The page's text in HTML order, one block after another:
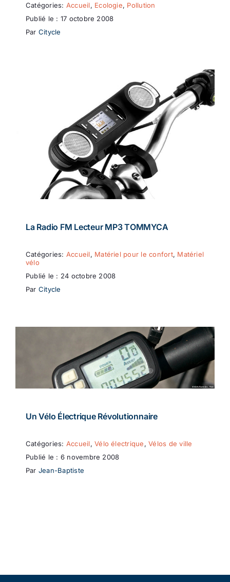
Catégories: Accueil, Ecologie, Pollution
Publié le : 17 octobre 2008
Par Citycle
La Radio FM Lecteur MP3 TOMMYCA
Catégories: Accueil, Matériel pour le confort, Matériel
vélo
Publié le : 24 octobre 2008
Par Citycle
Un Vélo Électrique Révolutionnaire
Catégories: Accueil,Vélo électrique,Vélos de ville
Publié le : 6 novembre 2008
Par Jean-Baptiste